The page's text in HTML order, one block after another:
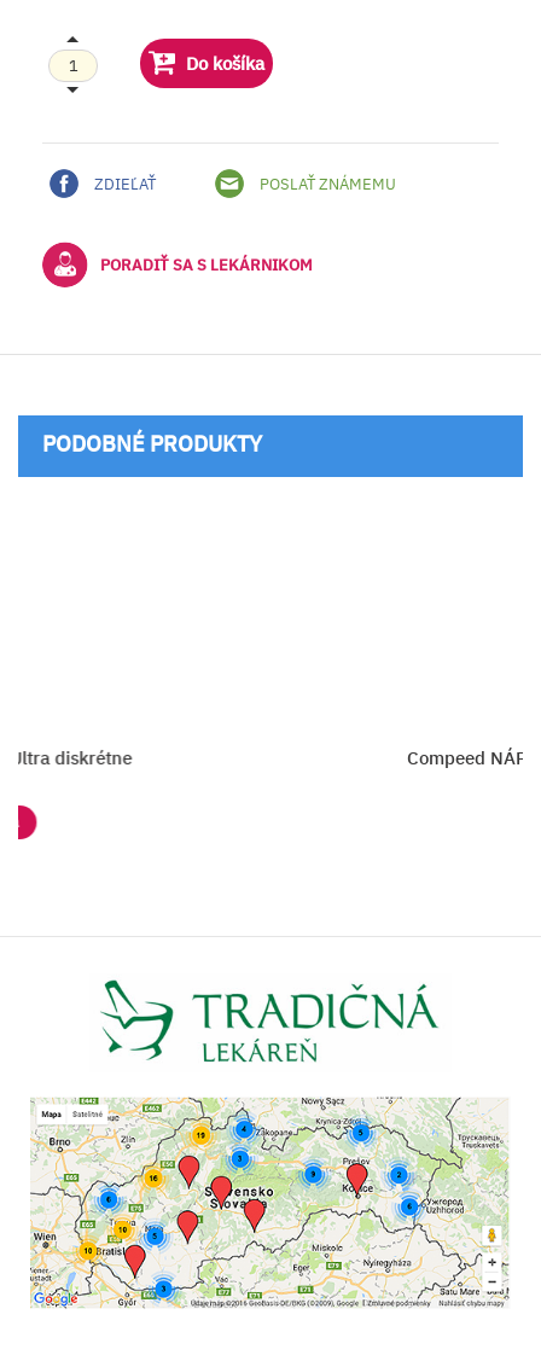
Do košíka
ZDIEĽAŤ POSLAŤ ZNÁMEMU
PORADIŤ SA S LEKÁRNIKOM
PODOBNÉ PRODUKTY
NÁPLASŤ NA PĽUZGIERE Päta